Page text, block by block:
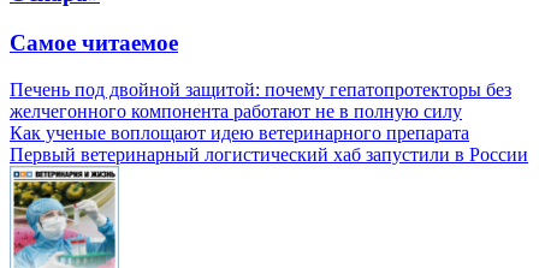
Самое читаемое
Печень под двойной защитой: почему гепатопротекторы без
желчегонного компонента работают не в полную силу
Как ученые воплощают идею ветеринарного препарата
Первый ветеринарный логистический хаб запустили в России